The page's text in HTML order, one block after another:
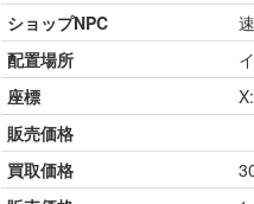
ショップNPC
配置場所
座標
販売価格
買取価格